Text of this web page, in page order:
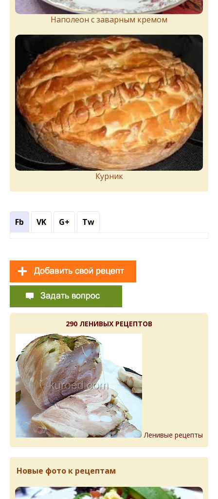
Наполеон с заварным кремом
Курник
Fb VK G+ Tw
290 ЛЕНИВЫХ РЕЦЕПТОВ
Ленивые рецепты
Новые фото к рецептам